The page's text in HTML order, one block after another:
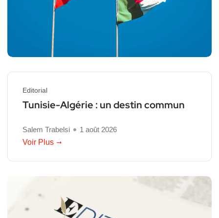
Editorial
Tunisie-Algérie : un destin commun
Salem Trabelsi
1 août 2026
Voir Plus